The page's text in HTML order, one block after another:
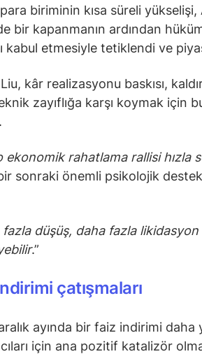
biriminin kısa süreli yükselişi,
bir kapanmanın ardından
kabul etmesiyle tetiklendi ve
kâr realizasyonu baskısı,
zayıflığa karşı koymak için
ekonomik rahatlama rallisi hızla
sonraki önemli psikolojik
fazla düşüş, daha fazla
.”
çatışmaları
ayında bir faiz indirimi daha
için ana pozitif katalizör